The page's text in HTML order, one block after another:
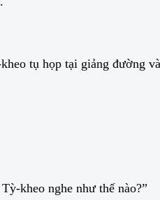
tụ họp tại giảng đường
kheo nghe như thế nào?”